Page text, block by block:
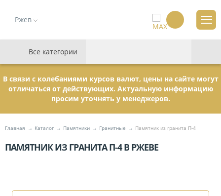
Ржев
Все категории
В связи с колебаниями курсов валют, цены на сайте могут
отличаться от действующих. Актуальную информацию
просим уточнять у менеджеров.
Главная Каталог Памятники Гранитные Памятник из гранита П-4
ПАМЯТНИК ИЗ ГРАНИТА П-4 В РЖЕВЕ